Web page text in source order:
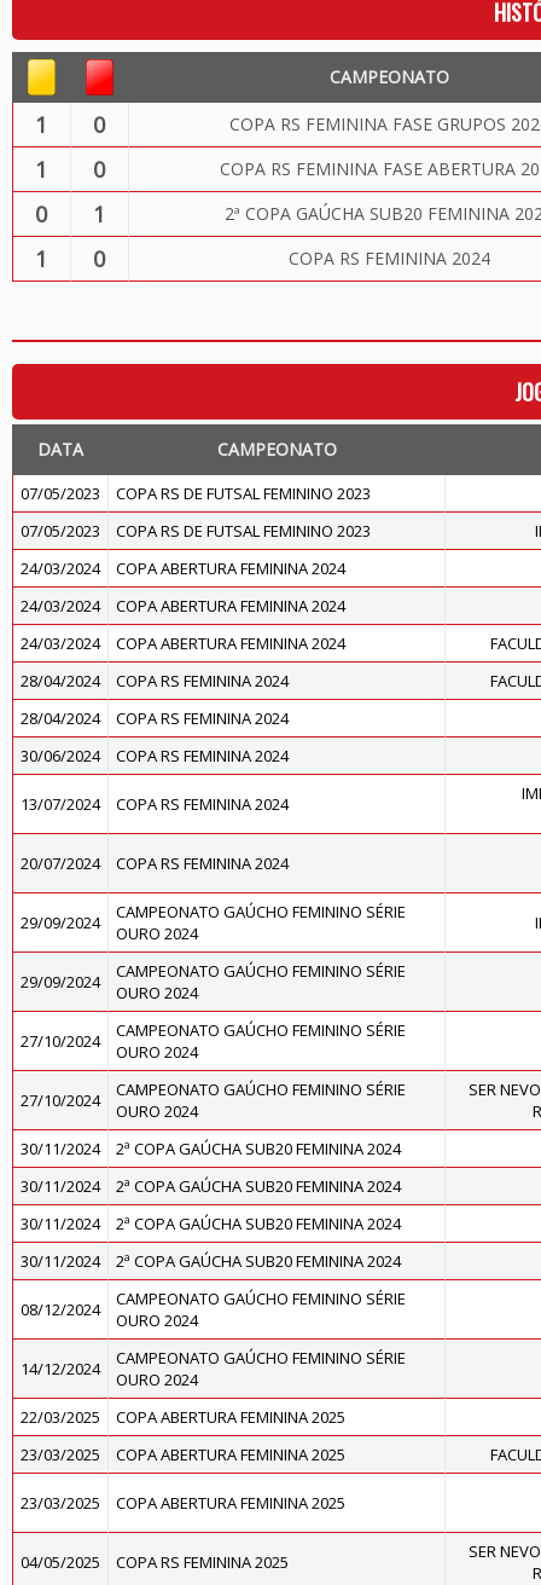
CAMPEONATO
1 0 COPA RS FEMININA FASE GRUPOS
1 0 COPA RS FEMININA FASE ABERTURA
0 1 2ª COPA GAÚCHA SUB20 FEMININA
1 0 COPA RS FEMININA 2024
DATA CAMPEONATO
07/05/2023
COPA RS DE FUTSAL FEMININO 2023
07/05/2023
COPA RS DE FUTSAL FEMININO 2023
24/03/2024
COPA ABERTURA FEMININA 2024
24/03/2024
COPA ABERTURA FEMININA 2024
24/03/2024
COPA ABERTURA FEMININA 2024
28/04/2024
COPA RS FEMININA 2024
28/04/2024
COPA RS FEMININA 2024
30/06/2024
COPA RS FEMININA 2024
13/07/2024 COPA RS FEMININA 2024
20/07/2024 COPA RS FEMININA 2024
29/09/2024
CAMPEONATO GAÚCHO FEMININO SÉRIE
OURO 2024
29/09/2024
CAMPEONATO GAÚCHO FEMININO SÉRIE
OURO 2024
27/10/2024
CAMPEONATO GAÚCHO FEMININO SÉRIE
OURO 2024
27/10/2024
CAMPEONATO GAÚCHO FEMININO SÉRIE
OURO 2024
SER
30/11/2024
2ª COPA GAÚCHA SUB20 FEMININA 2024
30/11/2024
2ª COPA GAÚCHA SUB20 FEMININA 2024
30/11/2024
2ª COPA GAÚCHA SUB20 FEMININA 2024
30/11/2024
2ª COPA GAÚCHA SUB20 FEMININA 2024
08/12/2024
CAMPEONATO GAÚCHO FEMININO SÉRIE
OURO 2024
14/12/2024
CAMPEONATO GAÚCHO FEMININO SÉRIE
OURO 2024
22/03/2025
COPA ABERTURA FEMININA 2025
23/03/2025
COPA ABERTURA FEMININA 2025
23/03/2025 COPA ABERTURA FEMININA 2025
04/05/2025 COPA RS FEMININA 2025
SER